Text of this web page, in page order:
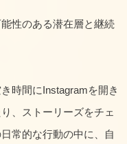
性のある潜在層と継続
時間にInstagramを開き
、ストーリーズをチェ
常的な行動の中に、自